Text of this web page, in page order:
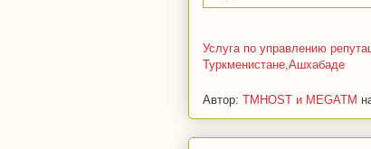
Услуга по управлению
Туркменистане,Ашхабаде
Автор: TMHOST и MEGATM